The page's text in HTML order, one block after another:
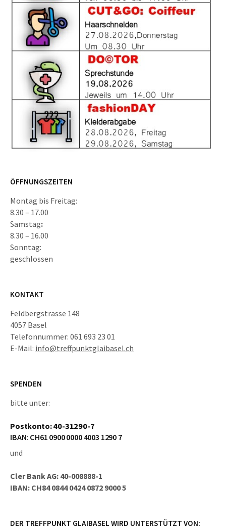
ÖFFNUNGSZEITEN
Montag bis Freitag:
8.30 – 17.00
Samstag:
8.30 – 16.00
Sonntag:
geschlossen
KONTAKT
Feldbergstrasse 148
4057 Basel
Telefonnummer: 061 693 23 01
E-Mail: info@treffpunktglaibasel.ch
SPENDEN
bitte unter:
Postkonto: 40-31290-7
IBAN: CH61 0900 0000 4003 1290 7
und
Cler Bank AG: 40-008888-1
IBAN: CH84 0844 0424 0872 9000 5
DER TREFFPUNKT GLAIBASEL WIRD UNTERSTÜTZT VON: